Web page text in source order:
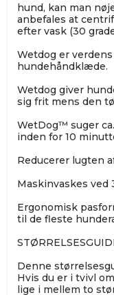
hund, kan man
anbefales at
efter vask (30
Wetdog er
hundehåndklæde.
Wetdog giver
sig frit mens den
WetDog™ suger
inden for 10
Reducerer lugten
Maskinvaskes ved
Ergonomisk
til de fleste
Denne
Hvis du er i tvivl
lige i mellem to